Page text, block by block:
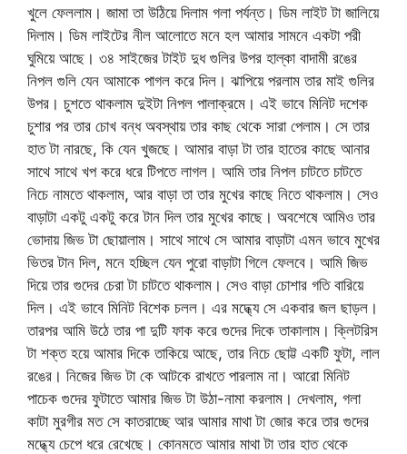
খুলে ফেললাম। জামা তা উঠিয়ে দিলাম গলা পর্যন্ত। ডিম লাইট টা জালিয়ে
দিলাম। ডিম লাইটের নীল আলোতে মনে হল আমার সামনে একটা পরী
ঘুমিয়ে আছে। ৩৪ সাইজের টাইট দুধ গুলির উপর হাল্কা বাদামী রঙের
নিপল গুলি যেন আমাকে পাগল করে দিল। ঝাপিয়ে পরলাম তার মাই গুলির
উপর। চুশতে থাকলাম দুইটা নিপল পালাক্রমে। এই ভাবে মিনিট দশেক
চুশার পর তার চোখ বন্ধ অবস্থায় তার কাছ থেকে সারা পেলাম। সে তার
হাত টা নারছে, কি যেন খুজছে। আমার বাড়া টা তার হাতের কাছে আনার
সাথে সাথে খপ করে ধরে টিপতে লাগল। আমি তার নিপল চাটতে চাটতে
নিচে নামতে থাকলাম, আর বাড়া তা তার মুখের কাছে নিতে থাকলাম। সেও
বাড়াটা একটু একটু করে টান দিল তার মুখের কাছে। অবশেষে আমিও তার
ভোদায় জিভ টা ছোয়ালাম। সাথে সাথে সে আমার বাড়াটা এমন ভাবে মুখের
ভিতর টান দিল, মনে হচ্ছিল যেন পুরো বাড়াটা গিলে ফেলবে। আমি জিভ
দিয়ে তার গুদের চেরা টা চাটতে থাকলাম। সেও বাড়া চোশার গতি বারিয়ে
দিল। এই ভাবে মিনিট বিশেক চলল। এর মদ্ধ্যে সে একবার জল ছাড়ল।
তারপর আমি উঠে তার পা দুটি ফাক করে গুদের দিকে তাকালাম। ক্লিটরিস
টা শক্ত হয়ে আমার দিকে তাকিয়ে আছে, তার নিচে ছোট্ট একটি ফুটা, লাল
রঙের। নিজের জিভ টা কে আটকে রাখতে পারলাম না। আরো মিনিট
পাচেক গুদের ফুটাতে আমার জিভ টা উঠা-নামা করলাম। দেখলাম, গলা
কাটা মুরগীর মত সে কাতরাচ্ছে আর আমার মাথা টা জোর করে তার গুদের
মদ্ধ্যে চেপে ধরে রেখেছে। কোনমতে আমার মাথা টা তার হাত থেকে